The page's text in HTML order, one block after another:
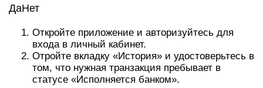
ДаНет
Откройте приложение и авторизуйтесь для
входа в личный кабинет.
Отройте вкладку «История» и удостоверьтесь в
том, что нужная транзакция пребывает в
статусе «Исполняется банком».